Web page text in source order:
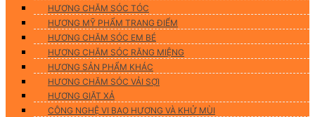
HƯƠNG CHĂM SÓC TÓC
HƯƠNG MỸ PHẨM TRANG ĐIỂM
HƯƠNG CHĂM SÓC EM BÉ
HƯƠNG CHĂM SÓC RĂNG MIỆNG
HƯƠNG SẢN PHẨM KHÁC
HƯƠNG CHĂM SÓC VẢI SỢI
HƯƠNG GIẶT XẢ
CÔNG NGHỆ VI BAO HƯƠNG VÀ KHỬ MÙI